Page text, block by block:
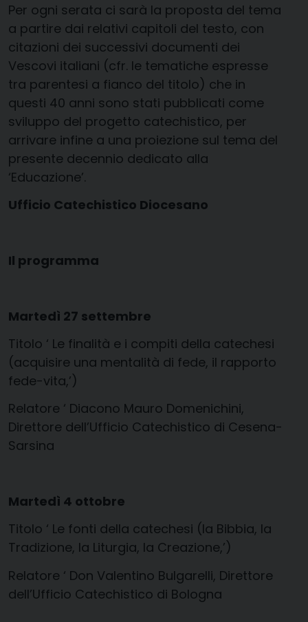
Per ogni serata ci sarà la proposta del tema
a partire dai relativi capitoli del testo, con
citazioni dei successivi documenti dei
Vescovi italiani (cfr. le tematiche espresse
tra parentesi a fianco del titolo) che in
questi 40 anni sono stati pubblicati come
sviluppo del progetto catechistico, per
arrivare infine a una proiezione sul tema del
presente decennio dedicato alla
‘Educazione’.
Ufficio Catechistico Diocesano
Il programma
Martedì 27 settembre
Titolo ‘ Le finalità e i compiti della catechesi
(acquisire una mentalità di fede, il rapporto
fede-vita,’)
Relatore ‘ Diacono Mauro Domenichini,
Direttore dell’Ufficio Catechistico di Cesena-
Sarsina
Martedì 4 ottobre
Titolo ‘ Le fonti della catechesi (la Bibbia, la
Tradizione, la Liturgia, la Creazione,’)
Relatore ‘ Don Valentino Bulgarelli, Direttore
dell’Ufficio Catechistico di Bologna